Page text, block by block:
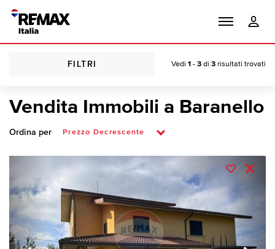
FILTRI Vedi 1 - 3 di 3 risultati trovati
Vendita Immobili a Baranello
Ordina per